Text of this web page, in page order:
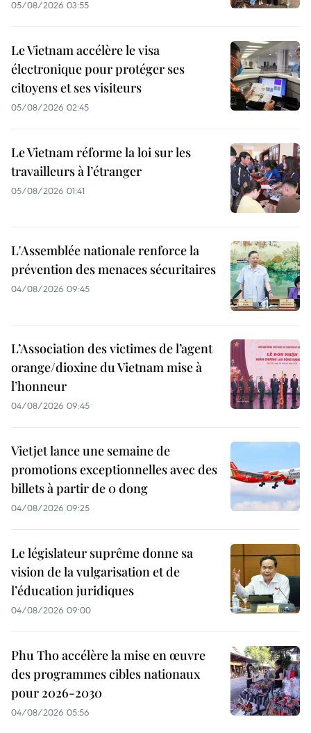
05/08/2026 03:55
Le Vietnam accélère le visa
électronique pour protéger ses
citoyens et ses visiteurs
05/08/2026 02:45
Le Vietnam réforme la loi sur les
travailleurs à l’étranger
05/08/2026 01:41
L'Assemblée nationale renforce la
prévention des menaces sécuritaires
04/08/2026 09:45
L’Association des victimes de l’agent
orange/dioxine du Vietnam mise à
l’honneur
04/08/2026 09:45
Vietjet lance une semaine de
promotions exceptionnelles avec des
billets à partir de 0 dong
04/08/2026 09:25
Le législateur suprême donne sa
vision de la vulgarisation et de
l’éducation juridiques
04/08/2026 09:00
Phu Tho accélère la mise en œuvre
des programmes cibles nationaux
pour 2026-2030
04/08/2026 05:56